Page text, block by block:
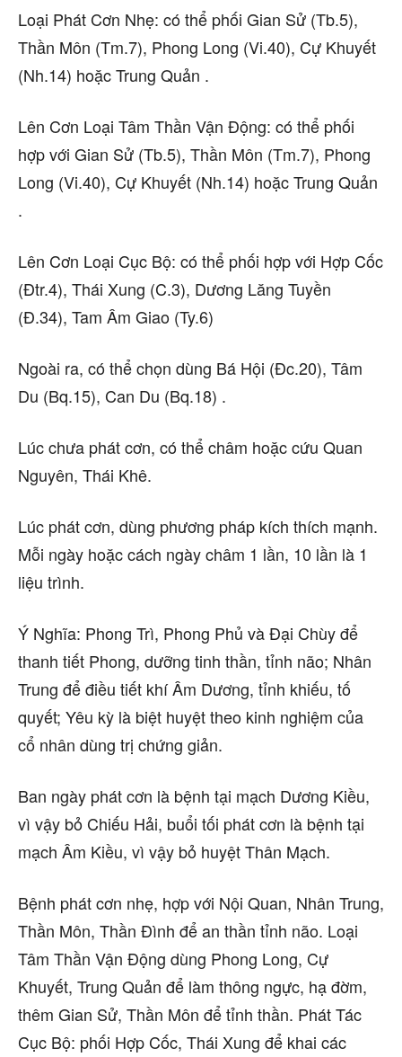
Loại Phát Cơn Nhẹ: có thể phối Gian Sử (Tb.5),
Thần Môn (Tm.7), Phong Long (Vi.40), Cự Khuyết
(Nh.14) hoặc Trung Quản .
Lên Cơn Loại Tâm Thần Vận Động: có thể phối
hợp với Gian Sử (Tb.5), Thần Môn (Tm.7), Phong
Long (Vi.40), Cự Khuyết (Nh.14) hoặc Trung Quản
.
Lên Cơn Loại Cục Bộ: có thể phối hợp với Hợp Cốc
(Đtr.4), Thái Xung (C.3), Dương Lăng Tuyền
(Đ.34), Tam Âm Giao (Ty.6)
Ngoài ra, có thể chọn dùng Bá Hội (Đc.20), Tâm
Du (Bq.15), Can Du (Bq.18) .
Lúc chưa phát cơn, có thể châm hoặc cứu Quan
Nguyên, Thái Khê.
Lúc phát cơn, dùng phương pháp kích thích mạnh.
Mỗi ngày hoặc cách ngày châm 1 lần, 10 lần là 1
liệu trình.
Ý Nghĩa: Phong Trì, Phong Phủ và Đại Chùy để
thanh tiết Phong, dưỡng tinh thần, tỉnh não; Nhân
Trung để điều tiết khí Âm Dương, tỉnh khiếu, tố
quyết; Yêu kỳ là biệt huyệt theo kinh nghiệm của
cổ nhân dùng trị chứng giản.
Ban ngày phát cơn là bệnh tại mạch Dương Kiều,
vì vậy bỏ Chiếu Hải, buổi tối phát cơn là bệnh tại
mạch Âm Kiều, vì vậy bỏ huyệt Thân Mạch.
Bệnh phát cơn nhẹ, hợp với Nội Quan, Nhân Trung,
Thần Môn, Thần Đình để an thần tỉnh não. Loại
Tâm Thần Vận Động dùng Phong Long, Cự
Khuyết, Trung Quản để làm thông ngực, hạ đờm,
thêm Gian Sử, Thần Môn để tỉnh thần. Phát Tác
Cục Bộ: phối Hợp Cốc, Thái Xung để khai các